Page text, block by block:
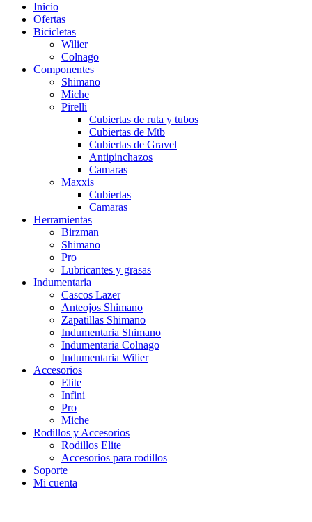
Inicio
Ofertas
Bicicletas
Wilier
Colnago
Componentes
Shimano
Miche
Pirelli
Cubiertas de ruta y tubos
Cubiertas de Mtb
Cubiertas de Gravel
Antipinchazos
Camaras
Maxxis
Cubiertas
Camaras
Herramientas
Birzman
Shimano
Pro
Lubricantes y grasas
Indumentaria
Cascos Lazer
Anteojos Shimano
Zapatillas Shimano
Indumentaria Shimano
Indumentaria Colnago
Indumentaria Wilier
Accesorios
Elite
Infini
Pro
Miche
Rodillos y Accesorios
Rodillos Elite
Accesorios para rodillos
Soporte
Mi cuenta